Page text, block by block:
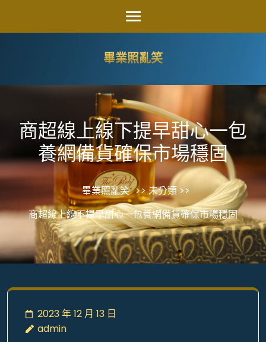
畢業照亂笑
商超線上線下提早甜心一包
養網備貨確保市場穩固
畢業照亂笑 >> 未分類 >>
商超線上線下提早甜心一包養網備貨確保市場穩固
2023 年 12 月 13 日
admin